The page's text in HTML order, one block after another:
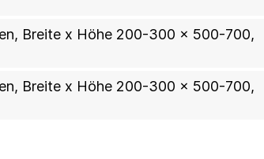
Breite x Höhe 200-300 x 500-700,
Breite x Höhe 200-300 x 500-700,